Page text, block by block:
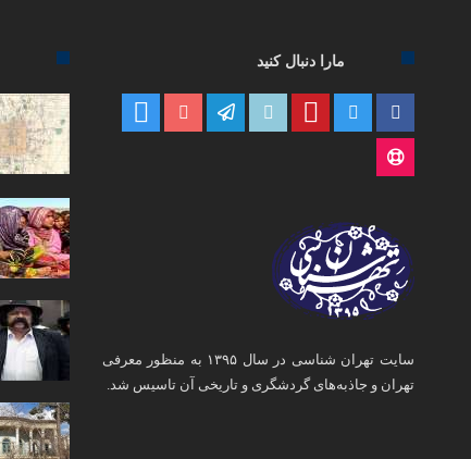
مارا دنبال کنید
سایت تهران شناسی در سال ۱۳۹۵ به منظور معرفی
تهران و جاذبه‌های گردشگری و تاریخی آن تاسیس شد.